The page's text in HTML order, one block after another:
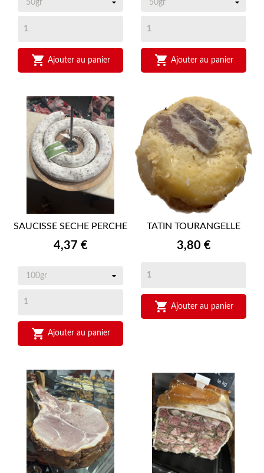
 Ajouter au panier  Ajouter au panier
SAUCISSE SECHE PERCHE
Prix
4,37 €
 Ajouter au panier
TATIN TOURANGELLE
Prix
3,80 €
 Ajouter au panier